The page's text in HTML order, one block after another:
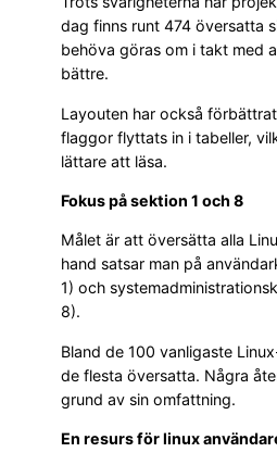
dag finns runt 474 översatta
behöva göras om i takt med
bättre.
Layouten har också
flaggor flyttats in i tabeller,
lättare att läsa.
Fokus på sektion 1 och 8
Målet är att översätta alla
hand satsar man på
1) och
8).
Bland de 100 vanligaste
de flesta översatta. Några
grund av sin omfattning.
En resurs för linux